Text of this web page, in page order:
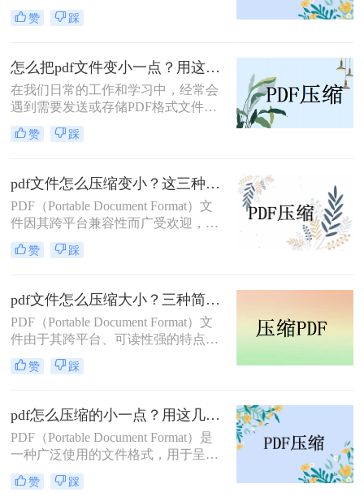
传输或存储的问题。尤其是在网络传
输、移动设备存储等场景中，文件大
缩文件怎么压缩最小，成为许多人迫
切的需求。本文将介绍几种有效的
PDF压缩方法，帮助您轻松实现这一
目标。
赞 踩
怎么把pdf文件变小一点？用这几招PDF文件轻松压缩！
在我们日常的工作和学习中，经常会
遇到需要发送或存储PDF格式文件的
情况，但是有时候PDF文件的大小却
超过了限制或者占用了较大的空间，
么，怎么把pdf文件变小一点呢？下面
将给大家介绍几种方法。
赞 踩
pdf文件怎么压缩变小？这三种实用方法让文件变小!
PDF（Portable Document Format）文
件因其跨平台兼容性而广受欢迎，但
过大的PDF文件可能带来存储和传输
的不便。为了解决这个问题，我们需
怎么压缩变小呢？本文将介绍三种实
用的PDF压缩方法，帮助您轻松减小
PDF文件大小。
赞 踩
pdf文件怎么压缩大小？三种简单实用方法了解一下！
PDF（Portable Document Format）文
件由于其跨平台、可读性强的特点，
广泛应用于各种工作场景。然而，有
时我们可能会遇到一些特别大的PDF
间，还可能影响文件的传输速度和阅
读体验。因此，对PDF文件进行压缩
显得尤为重要。那么pdf文件怎么压缩
大小呢？本文将介绍几种简单有效的
方法来压缩PDF文件大小。
赞 踩
pdf怎么压缩的小一点？用这几招PDF文件轻松压缩！
PDF（Portable Document Format）是
一种广泛使用的文件格式，用于呈现
文档、图像、表格等内容。然而，有
时PDF文件可能会变得非常大，这可
赞 踩